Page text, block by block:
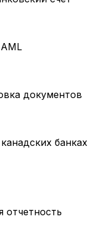
документов
банках
отчетность